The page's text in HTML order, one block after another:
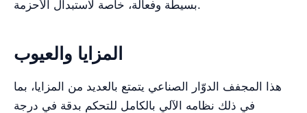
بسيطة وفعالة، خاصة لاستبدال الأحزمة.
المزايا والعيوب
هذا المجفف الدوّار الصناعي يتمتع بالعديد من المزايا، بما
في ذلك نظامه الآلي بالكامل للتحكم بدقة في درجة